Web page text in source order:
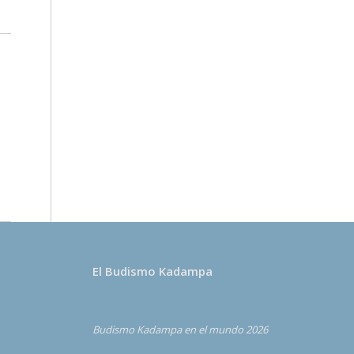
El Budismo Kadampa
Budismo Kadampa en el mundo 2026